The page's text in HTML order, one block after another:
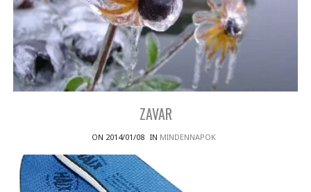
ZAVAR
ON 2014/01/08 IN MINDENNAPOK